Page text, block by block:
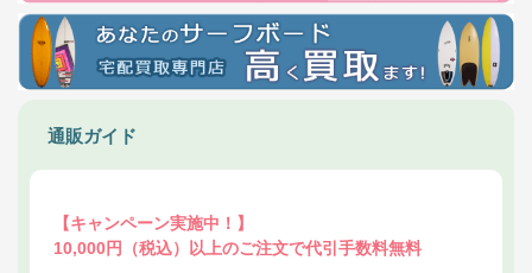
通販ガイド
【キャンペーン実施中！】
10,000円（税込）以上のご注文で代引手数料無料